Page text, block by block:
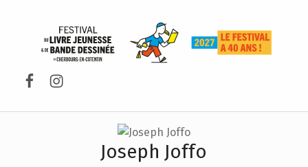
Facebook
Instagram
Joseph Joffo